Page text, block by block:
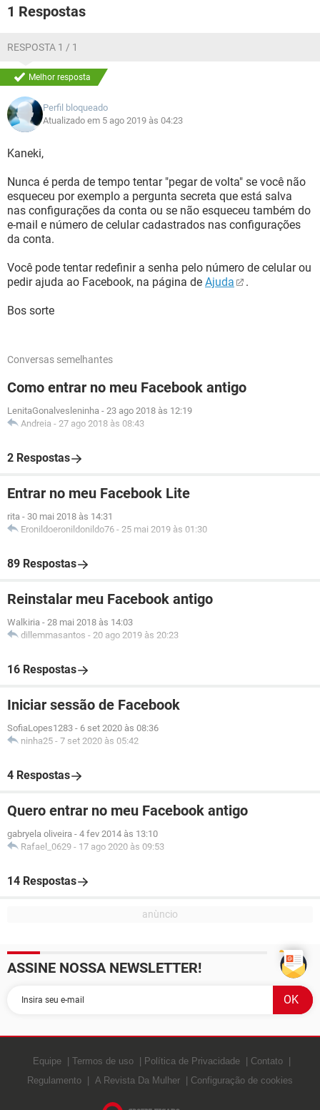
1 Respostas
RESPOSTA 1 / 1
Melhor resposta
Perfil bloqueado
Atualizado em 5 ago 2019 às 04:23
Kaneki,
Nunca é perda de tempo tentar "pegar de volta" se você não
esqueceu por exemplo a pergunta secreta que está salva
nas configurações da conta ou se não esqueceu também do
e-mail e número de celular cadastrados nas configurações
da conta.
Você pode tentar redefinir a senha pelo número de celular ou
pedir ajuda ao Facebook, na página de Ajuda .
Bos sorte
Conversas semelhantes
Como entrar no meu Facebook antigo
LenitaGonalvesleninha - 23 ago 2018 às 12:19
Andreia - 27 ago 2018 às 08:43
2 Respostas
Entrar no meu Facebook Lite
rita - 30 mai 2018 às 14:31
Eronildoeronildonildo76 - 25 mai 2019 às 01:30
89 Respostas
Reinstalar meu Facebook antigo
Walkiria - 28 mai 2018 às 14:03
dillemmasantos - 20 ago 2019 às 20:23
16 Respostas
Iniciar sessão de Facebook
SofiaLopes1283 - 6 set 2020 às 08:36
ninha25 - 7 set 2020 às 05:42
4 Respostas
Quero entrar no meu Facebook antigo
gabryela oliveira - 4 fev 2014 às 13:10
Rafael_0629 - 17 ago 2020 às 09:53
14 Respostas
ASSINE NOSSA NEWSLETTER!
Equipe Termos de uso Política de Privacidade
Contato
Regulamento
A Revista Da Mulher Configuração de cookies